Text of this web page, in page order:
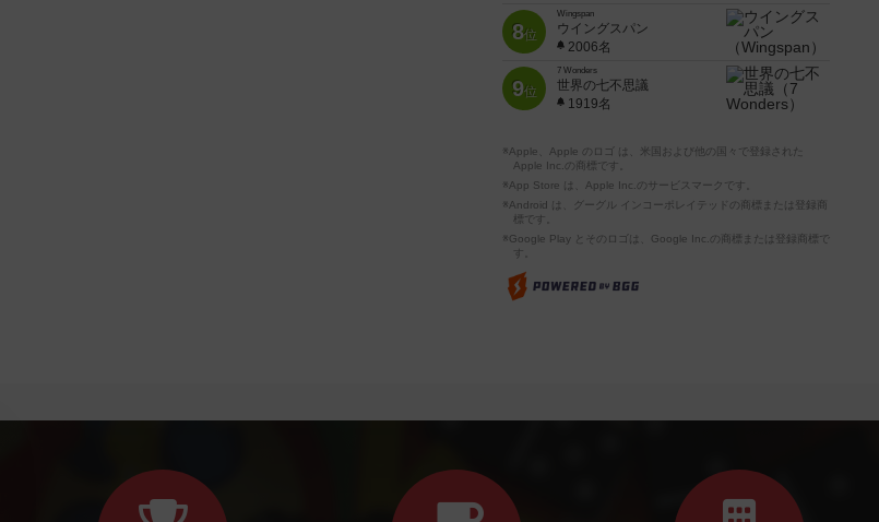
8位
Wingspan
ウイングスパン
2006名
9位
7 Wonders
世界の七不思議
1919名
※Apple、Apple のロゴ は、米国および他の国々で登録された
Apple Inc.の商標です。
※App Store は、Apple Inc.のサービスマークです。
※Android は、グーグル インコーポレイテッドの商標または登録商
標です。
※Google Play とそのロゴは、Google Inc.の商標または登録商標で
す。